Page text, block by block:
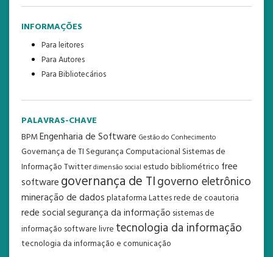
INFORMAÇÕES
Para leitores
Para Autores
Para Bibliotecários
PALAVRAS-CHAVE
BPMEngenharia de Software Gestão do Conhecimento
Governança de TI Segurança Computacional Sistemas de
InformaçãoTwitterdimensão social estudo bibliométrico free
software governança de TIgoverno eletrônico
mineração de dadosplataforma Lattesrede de coautoria
rede socialsegurança da informação sistemas de
informação software livre tecnologia da informação
tecnologia da informação e comunicação